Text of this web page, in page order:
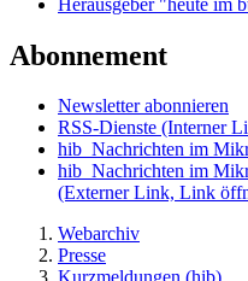
Abonnement
Newsletter abonnieren
RSS-Dienste (Interner
hib_Nachrichten im
hib_Nachrichten im
(Externer Link, Link
Webarchiv
Presse